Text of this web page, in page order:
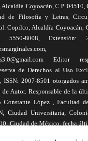
Coyoacán, C.P.
de Filosofía y Letras,
Copilco, Alcaldía Coyoacán,
5550-8008, Extensión:
Editor
de Derechos al Uso
ISSN: 2007-8501 otorgados
de Autor. Responsable de la
Constante López , Facultad
Ciudad Universitaria,
Ciudad de México, fecha